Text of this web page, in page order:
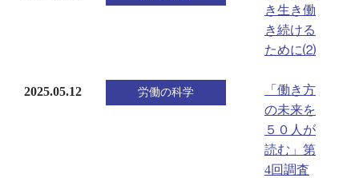
き生き働
き続ける
ために⑵
2025.05.12 労働の科学
「働き方
の未来を
５０人が
読む」第
4回調査